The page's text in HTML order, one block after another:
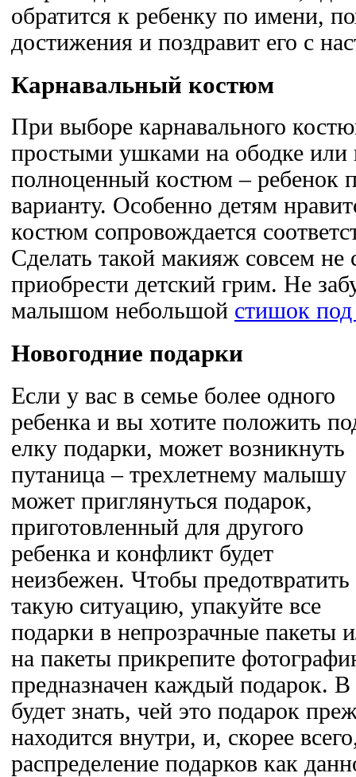
обратится к ребенку по имени,
достижения и поздравит его с
Карнавальный костюм
При выборе карнавального
простыми ушками на ободке или
полноценный костюм – ребенок
варианту. Особенно детям
костюм сопровождается
Сделать такой макияж совсем не
приобрести детский грим. Не
малышом небольшой стишок
Новогодние подарки
Если у вас в семье более одного
ребенка и вы хотите положить
елку подарки, может возникнуть
путаница – трехлетнему малышу
может приглянуться подарок,
приготовленный для другого
ребенка и конфликт будет
неизбежен. Чтобы предотвратить
такую ситуацию, упакуйте все
подарки в непрозрачные пакеты
на пакеты прикрепите
предназначен каждый подарок. В
будет знать, чей это подарок
находится внутри, и, скорее
распределение подарков как